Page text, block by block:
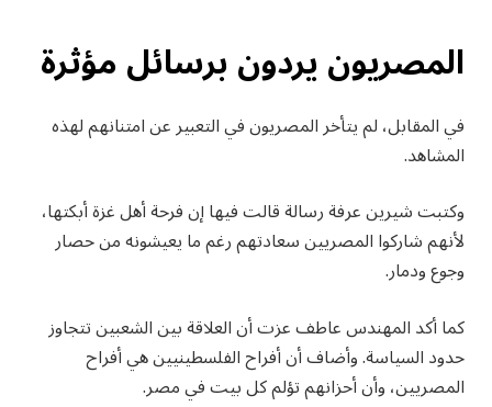
المصريون يردون برسائل مؤثرة
في المقابل، لم يتأخر المصريون في التعبير عن امتنانهم لهذه
المشاهد.
وكتبت شيرين عرفة رسالة قالت فيها إن فرحة أهل غزة أبكتها،
لأنهم شاركوا المصريين سعادتهم رغم ما يعيشونه من حصار
وجوع ودمار.
كما أكد المهندس عاطف عزت أن العلاقة بين الشعبين تتجاوز
حدود السياسة. وأضاف أن أفراح الفلسطينيين هي أفراح
المصريين، وأن أحزانهم تؤلم كل بيت في مصر.